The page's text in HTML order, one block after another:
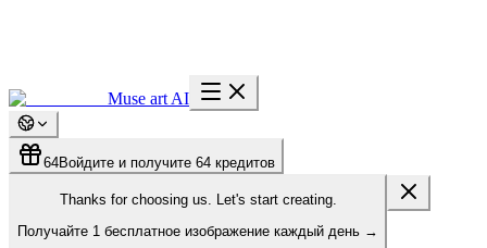
Muse art AI
64Войдите и получите 64 кредитов
Thanks for choosing us. Let's start creating.
Получайте 1 бесплатное изображение каждый день →